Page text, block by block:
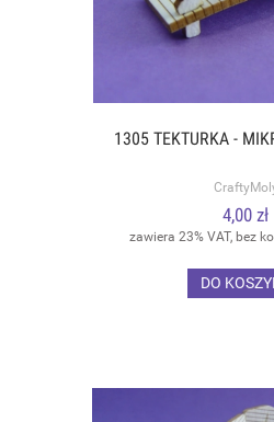
1305 TEKTURKA -
4,00 zł
zawiera 23% VAT, bez
DO